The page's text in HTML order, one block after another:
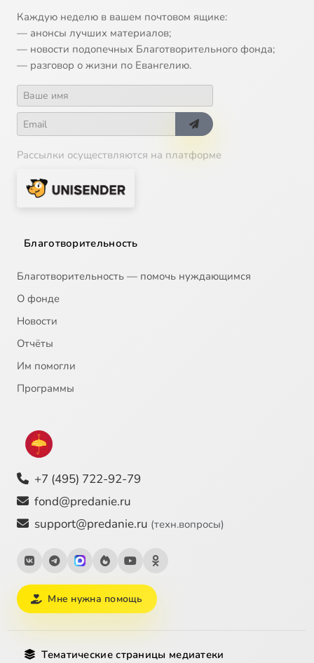
Каждую неделю в вашем почтовом ящике:
— анонсы лучших материалов;
— новости подопечных Благотворительного фонда;
— разговор о жизни по Евангелию.
Рассылки осуществляются на платформе
Благотворительность
Благотворительность — помочь нуждающимся
О фонде
Новости
Отчёты
Им помогли
Программы
+7 (495) 722-92-79
fond@predanie.ru
support@predanie.ru (техн.вопросы)
Мне нужна помощь
Тематические страницы медиатеки